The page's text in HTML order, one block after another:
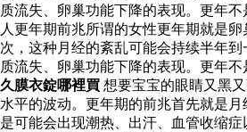
质流失、卵巢功能下降的表现。更年
人更年期前兆所谓的女性更年期就是
次，这种月经的紊乱可能会持续半年
质流失、卵巢功能下降的表现。更年
久膜衣錠哪裡買 想要宝宝的眼睛又黑
水平的波动。更年期的前兆首先就是
是可能会出现潮热、出汗、血管收缩